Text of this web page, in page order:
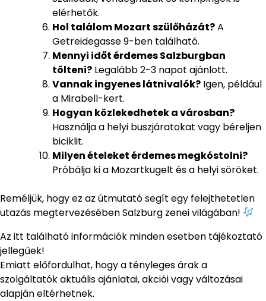
elérhetők.
Hol találom Mozart szülőházát?A
Getreidegasse 9-ben található.
Mennyi időt érdemes Salzburgban
tölteni? Legalább 2-3 napot ajánlott.
Vannak ingyenes látnivalók? Igen, például
a Mirabell-kert.
Hogyan közlekedhetek a városban?
Használja a helyi buszjáratokat vagy béreljen
biciklit.
Milyen ételeket érdemes megkóstolni?
Próbálja ki a Mozartkugelt és a helyi söröket.
Reméljük, hogy ez az útmutató segít egy felejthetetlen
utazás megtervezésében Salzburg zenei világában!
Az itt található információk minden esetben tájékoztató
jellegűek!
Emiatt előfordulhat, hogy a tényleges árak a
szolgáltatók aktuális ajánlatai, akciói vagy változásai
alapján eltérhetnek.